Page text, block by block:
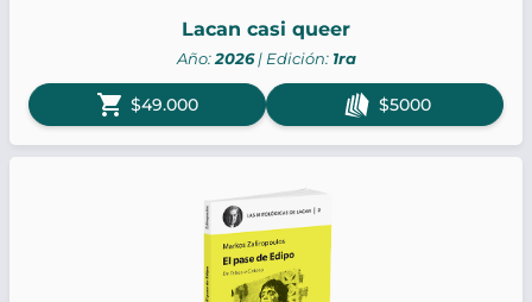
Lacan casi queer
Año:2026| Edición: 1ra
shopping_cart $49.000 $5000